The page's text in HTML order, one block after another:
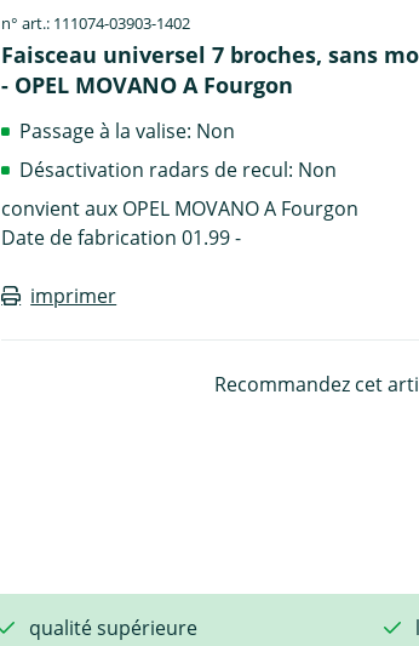
n° art.: 111074-03903-1402
Faisceau universel 7 broches, sans
- OPEL MOVANO A Fourgon
Passage à la valise: Non
Désactivation radars de recul: Non
convient aux OPEL MOVANO A Fourgon
Date de fabrication 01.99 -
imprimer
Recommandez cet
qualité supérieure